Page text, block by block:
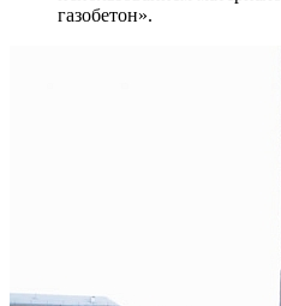
газобетон».